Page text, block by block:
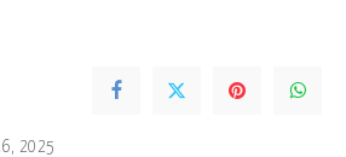
2025